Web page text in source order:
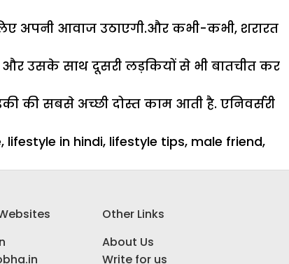
अपनी आवाज उठाएगी.और कभी-कभी, शरारत
और उसके साथ दूसरी लड़कियों से भी बातचीत कर
की सबसे अच्छी दोस्त काम आती है. एनिवर्सरी
, lifestyle in hindi, lifestyle tips, male friend,
Other Links
About Us
Write for us